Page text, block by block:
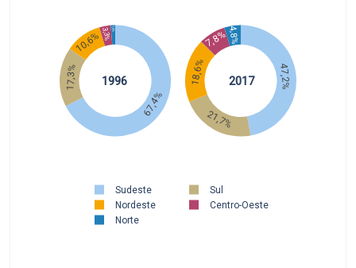
47,2%
21,7%
18,6%
7,8%4,8%
67,4%
17,3%
10,6%3,3%1,3%
Sudeste
Sul
Nordeste
Centro-Oeste
Norte
1996 2017